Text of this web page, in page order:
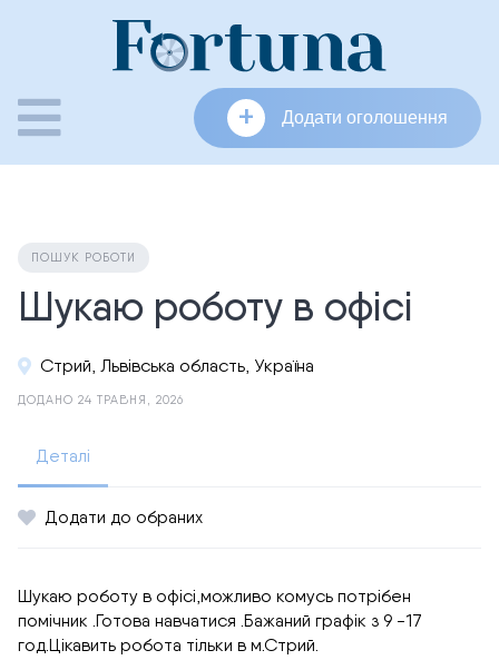
+ Додати оголошення
ПОШУК РОБОТИ
Шукаю роботу в офісі
Стрий, Львівська область, Україна
ДОДАНО 24 ТРАВНЯ, 2026
Деталі
Додати до обраних
Шукаю роботу в офісі,можливо комусь потрібен
помічник .Готова навчатися .Бажаний графік з 9 -17
год.Цікавить робота тільки в м.Стрий.